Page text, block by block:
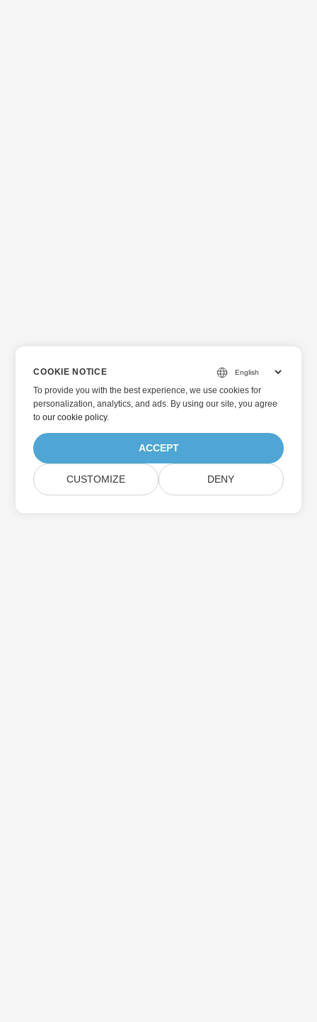
COOKIE NOTICE
To provide you with the best experience, we use cookies for
personalization, analytics, and ads. By using our site, you agree
toour cookie policy.
ACCEPT
CUSTOMIZE DENY